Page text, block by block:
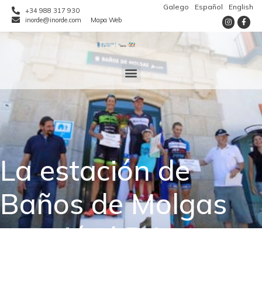
+34 988 317 930
inorde@inorde.com
Mapa Web
Galego Español English
La estación de
Baños de Molgas
acogió el Primer